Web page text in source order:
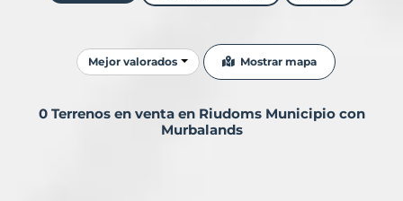
Ordenar resultados
Mejor valorados Mostrar mapa
0 Terrenos en venta en Riudoms Municipio con
Murbalands